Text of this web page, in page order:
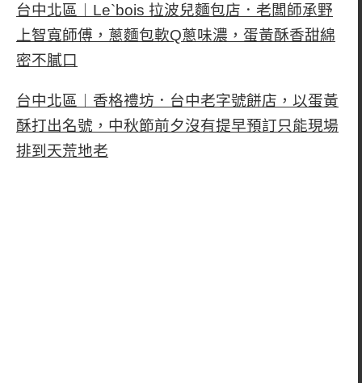
台中北區︱Le`bois 拉波兒麵包店．老闆師承野
上智寬師傅，蔥麵包軟Q蔥味濃，蛋黃酥香甜綿
密不膩口
台中北區︱香格禮坊．台中老字號餅店，以蛋黃
酥打出名號，中秋節前夕沒有提早預訂只能現場
排到天荒地老